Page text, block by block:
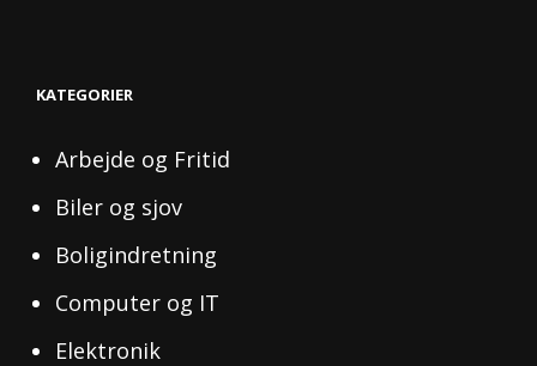
KATEGORIER
Arbejde og Fritid
Biler og sjov
Boligindretning
Computer og IT
Elektronik